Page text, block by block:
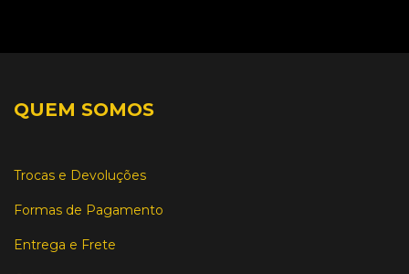
QUEM SOMOS
Trocas e Devoluções
Formas de Pagamento
Entrega e Frete